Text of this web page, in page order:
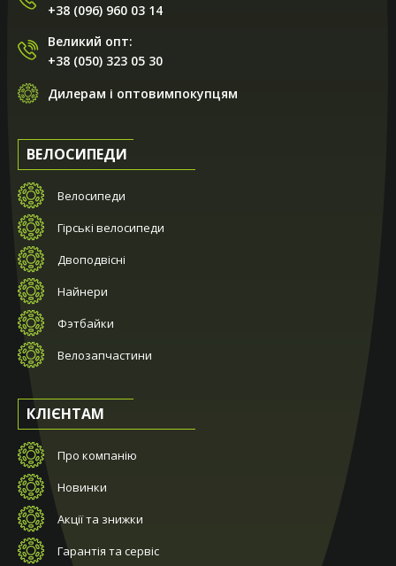
+38 (096) 960 03 14
Великий опт:
+38 (050) 323 05 30
Дилерам і оптовимпокупцям
ВЕЛОСИПЕДИ
Велосипеди
Гірські велосипеди
Двоподвісні
Найнери
Фэтбайки
Велозапчастини
КЛІЄНТАМ
Про компанію
Новинки
Акції та знижки
Гарантія та сервіс